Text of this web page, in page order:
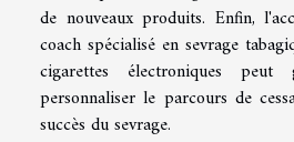
de nouveaux produits. Enfin,
coach spécialisé en sevrage
cigarettes électroniques
personnaliser le parcours de
succès du sevrage.